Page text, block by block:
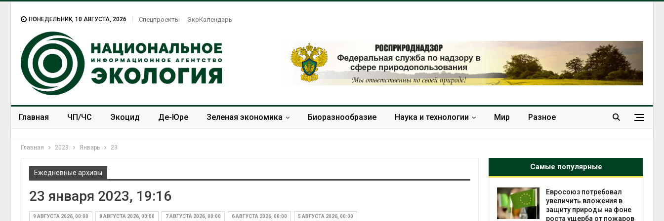
ПОНЕДЕЛЬНИК, 10 АВГУСТА, 2026 Спецпроекты ЭкоКалендарь
Главная ЧП/ЧС Экоцид Де-Юре Зеленая экономика Биоразнообразие Наука и технологии Мир Разное
Главная 2023 Январь 23
Ежедневные архивы
23 января 2023, 19:16
9 АВГУСТА 2026, 00:00 8 АВГУСТА 2026, 00:00 7 АВГУСТА 2026, 00:00 6 АВГУСТА 2026, 00:00 5 АВГУСТА 2026, 00:00
Самые популярные
масштабном загрязнении
из-за противопожарной
Евросоюз потребовал
увеличить вложения в
защиту природы на фоне
роста ущерба от пожаров